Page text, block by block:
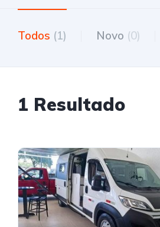
Todos (1) Novo (0)
1 Resultado